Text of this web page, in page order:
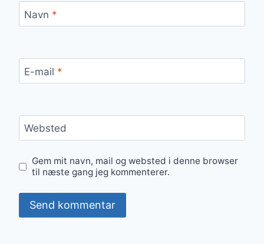
Navn *
E-mail *
Websted
Gem mit navn, mail og websted i denne browser
til næste gang jeg kommenterer.